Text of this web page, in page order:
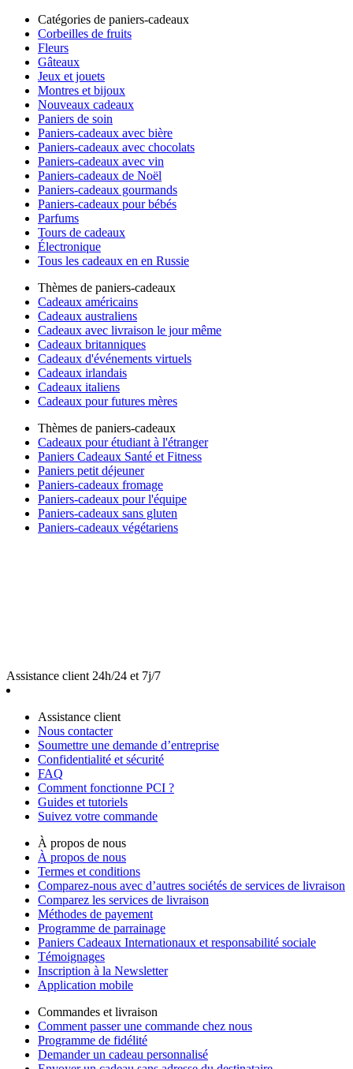
Catégories de paniers-cadeaux
Corbeilles de fruits
Fleurs
Gâteaux
Jeux et jouets
Montres et bijoux
Nouveaux cadeaux
Paniers de soin
Paniers-cadeaux avec bière
Paniers-cadeaux avec chocolats
Paniers-cadeaux avec vin
Paniers-cadeaux de Noël
Paniers-cadeaux gourmands
Paniers-cadeaux pour bébés
Parfums
Tours de cadeaux
Électronique
Tous les cadeaux en en Russie
Thèmes de paniers-cadeaux
Cadeaux américains
Cadeaux australiens
Cadeaux avec livraison le jour même
Cadeaux britanniques
Cadeaux d'événements virtuels
Cadeaux irlandais
Cadeaux italiens
Cadeaux pour futures mères
Thèmes de paniers-cadeaux
Cadeaux pour étudiant à l'étranger
Paniers Cadeaux Santé et Fitness
Paniers petit déjeuner
Paniers-cadeaux fromage
Paniers-cadeaux pour l'équipe
Paniers-cadeaux sans gluten
Paniers-cadeaux végétariens
Assistance client 24h/24 et 7j/7
Assistance client
Nous contacter
Soumettre une demande d’entreprise
Confidentialité et sécurité
FAQ
Comment fonctionne PCI ?
Guides et tutoriels
Suivez votre commande
À propos de nous
À propos de nous
Termes et conditions
Comparez-nous avec d’autres sociétés de services de livraison
Comparez les services de livraison
Méthodes de payement
Programme de parrainage
Paniers Cadeaux Internationaux et responsabilité sociale
Témoignages
Inscription à la Newsletter
Application mobile
Commandes et livraison
Comment passer une commande chez nous
Programme de fidélité
Demander un cadeau personnalisé